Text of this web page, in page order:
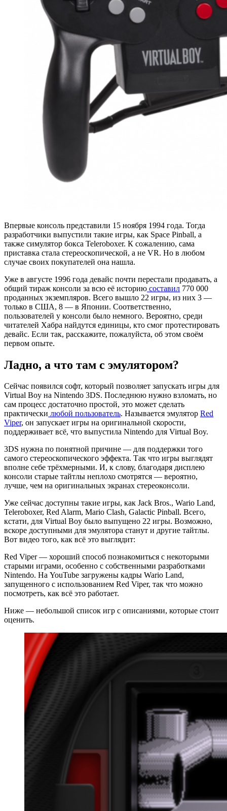
Впервые консоль представили 15 ноября 1994 года. Тогда
разработчики выпустили такие игры, как Space Pinball, а
также симулятор бокса Teleroboxer. К сожалению, сама
приставка стала стереоскопической, а не VR. Но в любом
случае своих покупателей она нашла.
Уже в августе 1996 года девайс почти перестали продавать, а
общий тираж консоли за всю её историю составил 770 000
проданных экземпляров. Всего вышло 22 игры, из них 3 —
только в США, 8 — в Японии. Соответственно,
пользователей у консоли было немного. Вероятно, среди
читателей Хабра найдутся единицы, кто смог протестировать
девайс. Если так, расскажите, пожалуйста, об этом своём
первом опыте.
Ладно, а что там с эмулятором?
Сейчас появился софт, который позволяет запускать игры для
Virtual Boy на Nintendo 3DS. Последнюю нужно взломать, но
сам процесс достаточно простой, это может сделать
практически любой пользователь. Называется эмулятор Red
Viper, он запускает игры на оригинальной скорости,
поддерживает всё, что выпустила Nintendo для Virtual Boy.
3DS нужна по понятной причине — для поддержки того
самого стереоскопического эффекта. Так что игры выглядят
вполне себе трёхмерными. И, к слову, благодаря дисплею
консоли старые тайтлы неплохо смотрятся — вероятно,
лучше, чем на оригинальных экранах стереоконсоли.
Уже сейчас доступны такие игры, как Jack Bros., Wario Land,
Teleroboxer, Red Alarm, Mario Clash, Galactic Pinball. Всего,
кстати, для Virtual Boy было выпущено 22 игры. Возможно,
вскоре доступными для эмулятора станут и другие тайтлы.
Вот видео того, как всё это выглядит:
Red Viper — хороший способ познакомиться с некоторыми
старыми играми, особенно с собственными разработками
Nintendo. На YouTube загружены кадры Wario Land,
запущенного с использованием Red Viper, так что можно
посмотреть, как всё это работает.
Ниже — небольшой список игр с описаниями, которые стоит
оценить.